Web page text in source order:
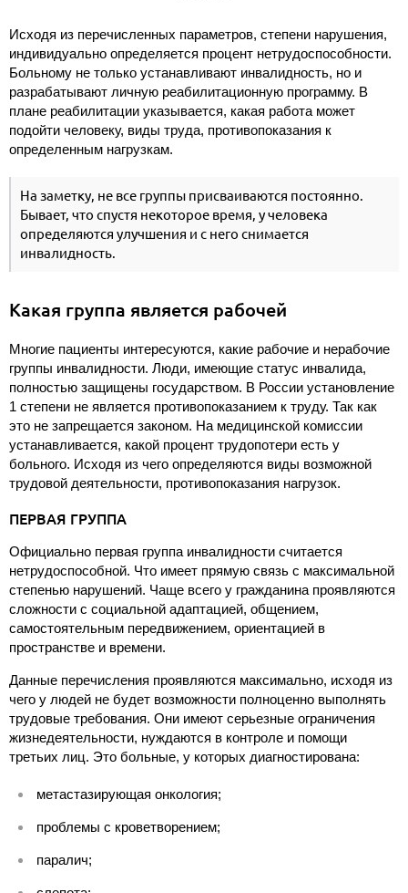
Исходя из перечисленных параметров, степени нарушения,
индивидуально определяется процент нетрудоспособности.
Больному не только устанавливают инвалидность, но и
разрабатывают личную реабилитационную программу. В
плане реабилитации указывается, какая работа может
подойти человеку, виды труда, противопоказания к
определенным нагрузкам.
На заметку, не все группы присваиваются постоянно.
Бывает, что спустя некоторое время, у человека
определяются улучшения и с него снимается
инвалидность.
Какая группа является рабочей
Многие пациенты интересуются, какие рабочие и нерабочие
группы инвалидности. Люди, имеющие статус инвалида,
полностью защищены государством. В России установление
1 степени не является противопоказанием к труду. Так как
это не запрещается законом. На медицинской комиссии
устанавливается, какой процент трудопотери есть у
больного. Исходя из чего определяются виды возможной
трудовой деятельности, противопоказания нагрузок.
ПЕРВАЯ ГРУППА
Официально первая группа инвалидности считается
нетрудоспособной. Что имеет прямую связь с максимальной
степенью нарушений. Чаще всего у гражданина проявляются
сложности с социальной адаптацией, общением,
самостоятельным передвижением, ориентацией в
пространстве и времени.
Данные перечисления проявляются максимально, исходя из
чего у людей не будет возможности полноценно выполнять
трудовые требования. Они имеют серьезные ограничения
жизнедеятельности, нуждаются в контроле и помощи
третьих лиц. Это больные, у которых диагностирована:
метастазирующая онкология;
проблемы с кроветворением;
паралич;